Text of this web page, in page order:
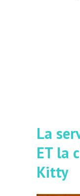
La
ET la
Kitty